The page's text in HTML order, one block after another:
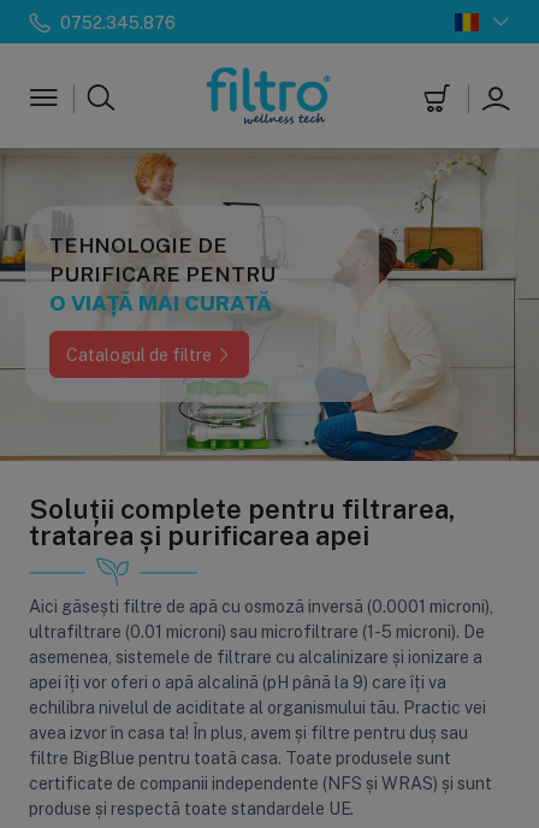
0752.345.876
Sisteme de filtrare
Ultrafiltrare
(6)
Filtre cu purjare
Filtre pentru duș
(8)
Carcase
Big Blue/
Big Blue/
TEHNOLOGIE DE
PURIFICARE PENTRU
O VIAȚĂ MAI CURATĂ
Catalogul de filtre
Soluții complete pentru filtrarea,
tratarea și purificarea apei
Aici găsești filtre de apă cu osmoză inversă (0.0001 microni),
ultrafiltrare (0.01 microni) sau microfiltrare (1-5 microni). De
asemenea, sistemele de filtrare cu alcalinizare și ionizare a
apei îți vor oferi o apă alcalină (pH până la 9) care îți va
echilibra nivelul de aciditate al organismului tău. Practic vei
avea izvor în casa ta! În plus, avem și filtre pentru duș sau
filtre BigBlue pentru toată casa. Toate produsele sunt
certificate de companii independente (NFS și WRAS) și sunt
produse și respectă toate standardele UE.